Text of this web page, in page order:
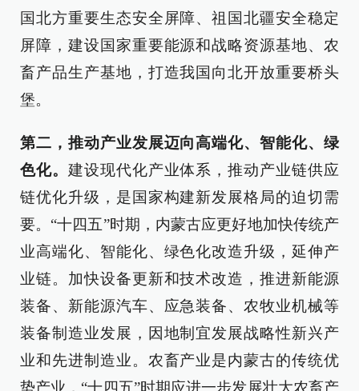
国北方重要生态安全屏障、祖国北疆安全稳定
屏障， 建设国家重要能源和战略资源基地、农
畜产品生产基地 ，打造我国向北开放重要桥头
堡。
第二，推动产业发展迈向高端化、智能化、绿
色化。 建设现代化产业体系，推动产业链供应
链优化升级，是国家构建新发展格局的迫切需
要。“十四五”时期，内蒙古应更好地加快传统产
业高端化、智能化、绿色化改造升级，延伸产
业链。加快设备更新和技术改造，推进新能源
装备、新能源汽车、应急装备、农牧业机械等
装备制造业发展，因地制宜发展战略性新兴产
业和先进制造业。农畜产业是内蒙古的传统优
势产业，“十四五”时期应进一步发展壮大农畜产